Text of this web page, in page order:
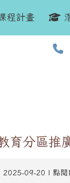
程計畫
育分區推
2025-09-20 | 點閱